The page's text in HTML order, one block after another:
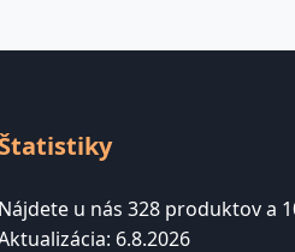
Štatistiky
Nájdete u nás 328 produktov a
6.8.2026